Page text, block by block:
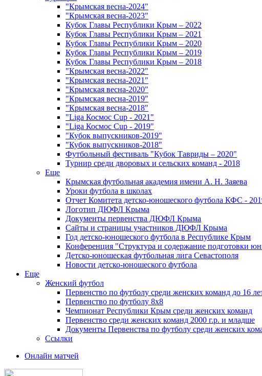
"Крымская весна-2024"
"Крымская весна-2023"
Кубок Главы Республики Крым – 2022
Кубок Главы Республики Крым – 2021
Кубок Главы Республики Крым – 2020
Кубок Главы Республики Крым – 2019
Кубок Главы Республики Крым – 2018
"Крымская весна-2022"
"Крымская весна-2021"
"Крымская весна-2020"
"Крымская весна-2019"
"Крымская весна-2018"
"Liga Космос Cup - 2021"
"Liga Космос Cup - 2019"
"Кубок выпускников-2019"
"Кубок выпускников-2018"
Футбольный фестиваль "Кубок Тавриды – 2020"
Турнир среди дворовых и сельских команд - 2018
Еще
Крымская футбольная академия имени А. Н. Заяева
Уроки футбола в школах
Отчет Комитета детско-юношеского футбола КФС -
Логотип ДЮФЛ Крыма
Документы первенства ДЮФЛ Крыма
Сайты и страницы участников ДЮФЛ Крыма
Год детско-юношеского футбола в Республике Крым
Конференция "Структура и содержание подготовки
Детско-юношеская футбольная лига Севастополя
Новости детско-юношеского футбола
Еще
Женский футбол
Первенство по футболу среди женских команд до 16
Первенство по футболу 8х8
Чемпионат Республики Крым среди женских команд
Первенство среди женских команд 2000 г.р. и младше
Документы Первенства по футболу среди женских
Ссылки
Онлайн матчей